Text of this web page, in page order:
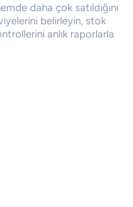
daha çok satıldığını
belirleyin, stok
anlık raporlarla